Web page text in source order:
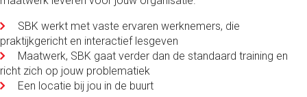
SBK werkt met vaste ervaren werknemers, die
praktijkgericht en interactief lesgeven
Maatwerk, SBK gaat verder dan de standaard training en
richt zich op jouw problematiek
Een locatie bij jou in de buurt